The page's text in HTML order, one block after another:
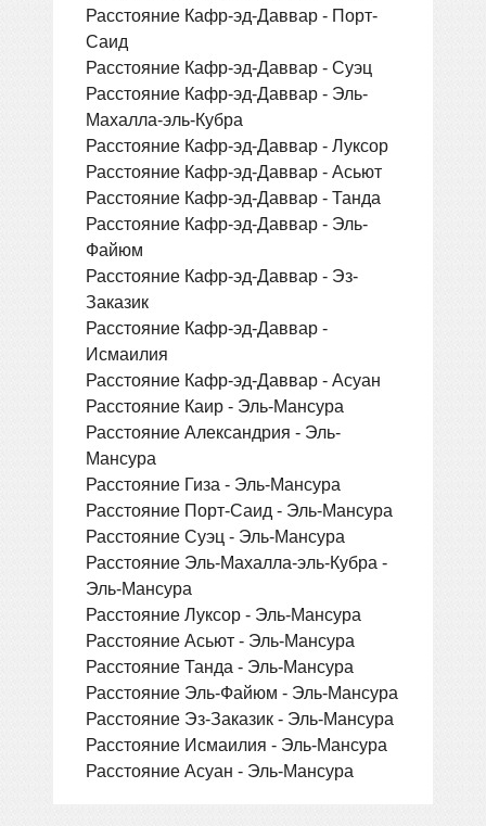
Расстояние Кафр-эд-Даввар - Порт-
Саид
Расстояние Кафр-эд-Даввар - Суэц
Расстояние Кафр-эд-Даввар - Эль-
Махалла-эль-Кубра
Расстояние Кафр-эд-Даввар - Луксор
Расстояние Кафр-эд-Даввар - Асьют
Расстояние Кафр-эд-Даввар - Танда
Расстояние Кафр-эд-Даввар - Эль-
Файюм
Расстояние Кафр-эд-Даввар - Эз-
Заказик
Расстояние Кафр-эд-Даввар -
Исмаилия
Расстояние Кафр-эд-Даввар - Асуан
Расстояние Каир - Эль-Мансура
Расстояние Александрия - Эль-
Мансура
Расстояние Гиза - Эль-Мансура
Расстояние Порт-Саид - Эль-Мансура
Расстояние Суэц - Эль-Мансура
Расстояние Эль-Махалла-эль-Кубра -
Эль-Мансура
Расстояние Луксор - Эль-Мансура
Расстояние Асьют - Эль-Мансура
Расстояние Танда - Эль-Мансура
Расстояние Эль-Файюм - Эль-Мансура
Расстояние Эз-Заказик - Эль-Мансура
Расстояние Исмаилия - Эль-Мансура
Расстояние Асуан - Эль-Мансура